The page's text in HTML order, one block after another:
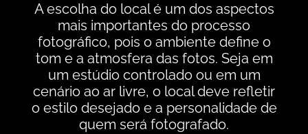
A escolha do local é um dos aspectos
mais importantes do processo
fotográfico, pois o ambiente define o
tom e a atmosfera das fotos. Seja em
um estúdio controlado ou em um
cenário ao ar livre, o local deve refletir
o estilo desejado e a personalidade de
quem será fotografado.